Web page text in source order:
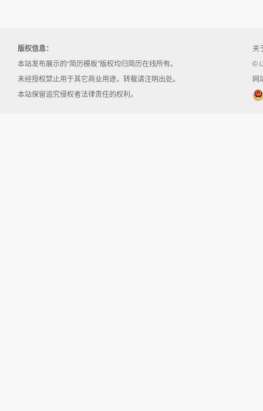
版权信息：
本站发布展示的“简历模板”版权均归简历在线所有。
未经授权禁止用于其它商业用途，转载请注明出处。
本站保留追究侵权者法律责任的权利。
关
©
网